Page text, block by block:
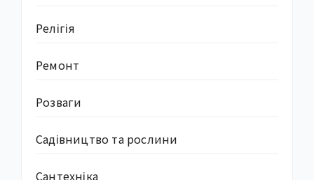
Релігія
Ремонт
Розваги
Садівництво та рослини
Сантехніка